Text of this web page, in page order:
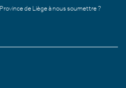
de Liège à nous soumettre ?